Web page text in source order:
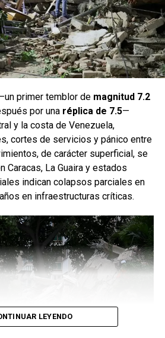
primer temblor de magnitud 7.2
por una réplica de 7.5—
y la costa de Venezuela,
cortes de servicios y pánico entre
de carácter superficial, se
Caracas, La Guaira y estados
indican colapsos parciales en
en infraestructuras críticas.
LEYENDO